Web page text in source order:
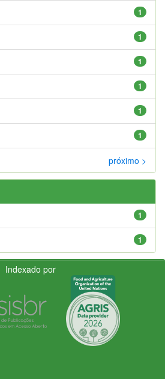
1
1
1
1
1
1
próximo >
1
1
Indexado por